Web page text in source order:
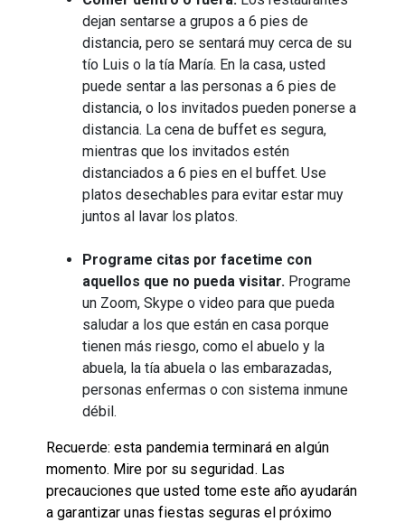
dejan sentarse a grupos a 6 pies de
distancia, pero se sentará muy cerca de su
tío Luis o la tía María. En la casa, usted
puede sentar a las personas a 6 pies de
distancia, o los invitados pueden ponerse a
distancia. La cena de buffet es segura,
mientras que los invitados estén
distanciados a 6 pies en el buffet. Use
platos desechables para evitar estar muy
juntos al lavar los platos.
Programe citas por facetime con
aquellos que no pueda visitar. Programe
un Zoom, Skype o video para que pueda
saludar a los que están en casa porque
tienen más riesgo, como el abuelo y la
abuela, la tía abuela o las embarazadas,
personas enfermas o con sistema inmune
débil.
Recuerde: esta pandemia terminará en algún
momento. Mire por su seguridad. Las
precauciones que usted tome este año ayudarán
a garantizar unas fiestas seguras el próximo